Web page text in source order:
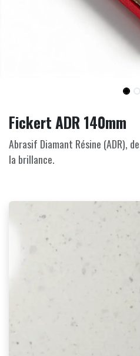
Fickert ADR 140mm
Abrasif Diamant Résine (ADR),
la brillance.